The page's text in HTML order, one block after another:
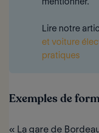
Lire notre
et voiture
pratiques
Exemples de
« La gare de